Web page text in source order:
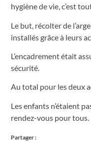
hygiène de vie, c’est
Le but, récolter de
installés grâce à leurs
L’encadrement était
sécurité.
Au total pour les deux
Les enfants n’étaient
rendez-vous pour tous.
Partager :